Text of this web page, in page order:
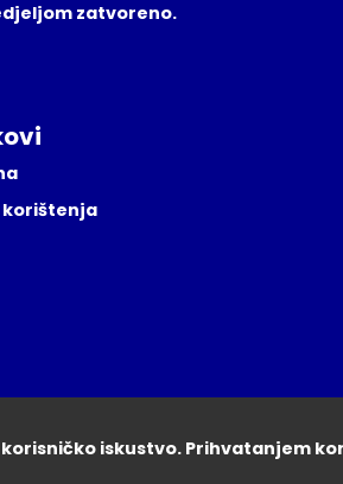
zatvoreno.
korištenja
iskustvo. Prihvatanjem